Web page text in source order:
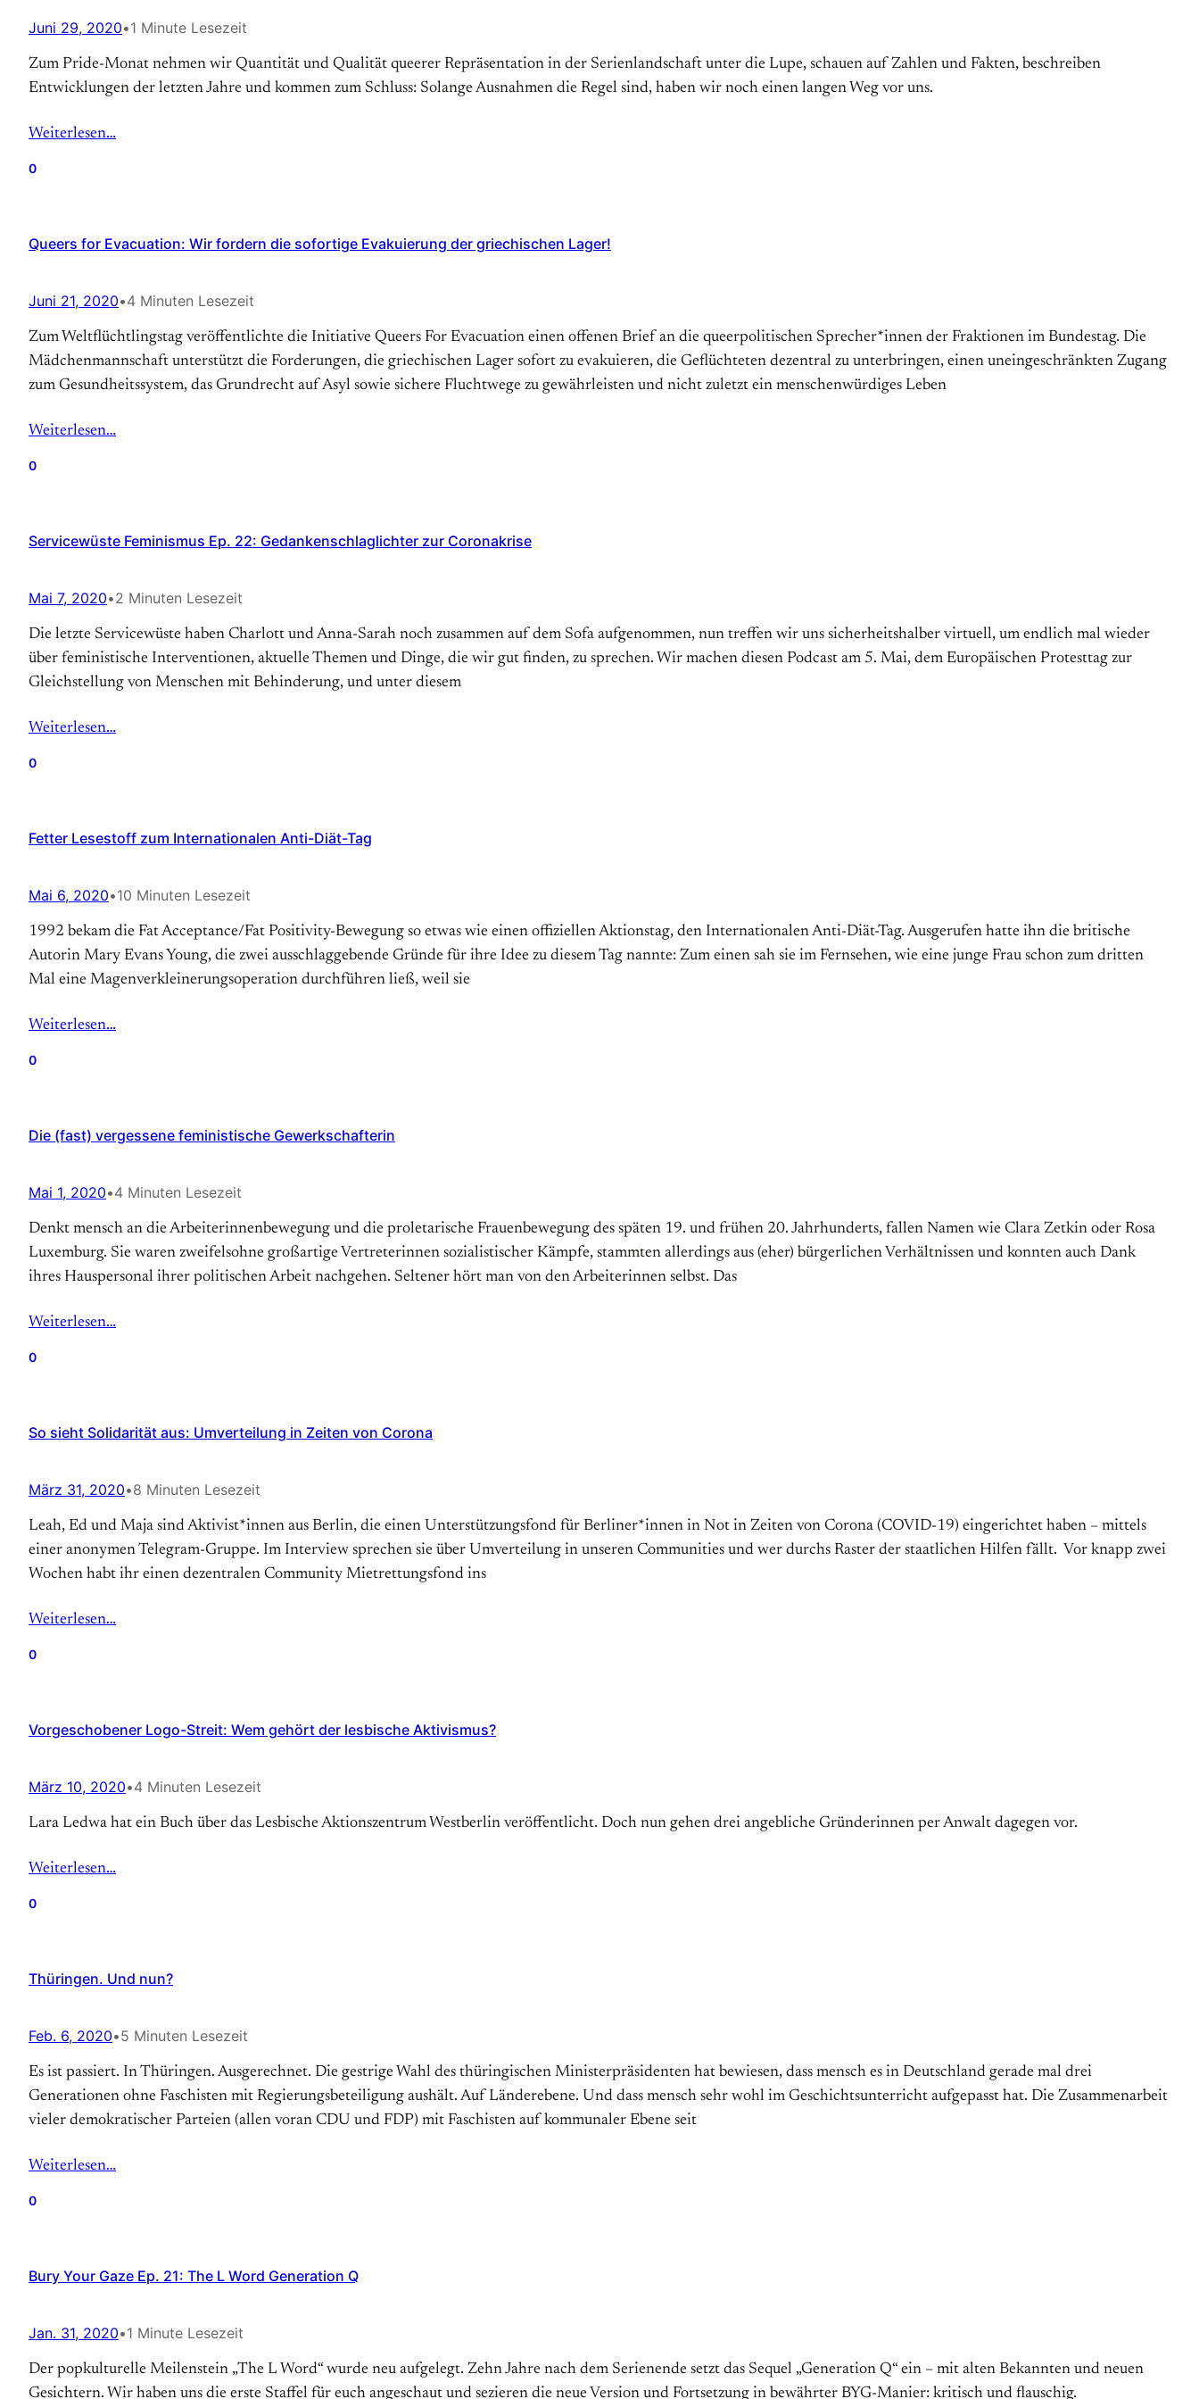
Juni 29, 2020•1 Minute Lesezeit
Zum Pride-Monat nehmen wir Quantität und Qualität queerer Repräsentation in der Serienlandschaft unter die Lupe, schauen auf Zahlen und Fakten, beschreiben
Entwicklungen der letzten Jahre und kommen zum Schluss: Solange Ausnahmen die Regel sind, haben wir noch einen langen Weg vor uns.
Weiterlesen…
0
Queers for Evacuation: Wir fordern die sofortige Evakuierung der griechischen Lager!
Juni 21, 2020•4 Minuten Lesezeit
Zum Weltflüchtlingstag veröffentlichte die Initiative Queers For Evacuation einen offenen Brief an die queerpolitischen Sprecher*innen der Fraktionen im Bundestag. Die
Mädchenmannschaft unterstützt die Forderungen, die griechischen Lager sofort zu evakuieren, die Geflüchteten dezentral zu unterbringen, einen uneingeschränkten Zugang
zum Gesundheitssystem, das Grundrecht auf Asyl sowie sichere Fluchtwege zu gewährleisten und nicht zuletzt ein menschenwürdiges Leben
Weiterlesen…
0
Servicewüste Feminismus Ep. 22: Gedankenschlaglichter zur Coronakrise
Mai 7, 2020•2 Minuten Lesezeit
Die letzte Servicewüste haben Charlott und Anna-Sarah noch zusammen auf dem Sofa aufgenommen, nun treffen wir uns sicherheitshalber virtuell, um endlich mal wieder
über feministische Interventionen, aktuelle Themen und Dinge, die wir gut finden, zu sprechen. Wir machen diesen Podcast am 5. Mai, dem Europäischen Protesttag zur
Gleichstellung von Menschen mit Behinderung, und unter diesem
Weiterlesen…
0
Fetter Lesestoff zum Internationalen Anti-Diät-Tag
Mai 6, 2020•10 Minuten Lesezeit
1992 bekam die Fat Acceptance/Fat Positivity-Bewegung so etwas wie einen offiziellen Aktions­tag, den Internationalen Anti-Diät-Tag. Aus­gerufen hatte ihn die britische
Autorin Mary Evans Young, die zwei ausschlaggebende Gründe für ihre Idee zu diesem Tag nannte: Zum einen sah sie im Fernsehen, wie eine junge Frau schon zum dritten
Mal eine Magen­verkleinerungs­operation durchführen ließ, weil sie
Weiterlesen…
0
Die (fast) vergessene feministische Gewerkschafterin
Mai 1, 2020•4 Minuten Lesezeit
Denkt mensch an die Arbeiterinnenbewegung und die proletarische Frauenbewegung des späten 19. und frühen 20. Jahrhunderts, fallen Namen wie Clara Zetkin oder Rosa
Luxemburg. Sie waren zweifelsohne großartige Vertreterinnen sozialistischer Kämpfe, stammten allerdings aus (eher) bürgerlichen Verhältnissen und konnten auch Dank
ihres Hauspersonal ihrer politischen Arbeit nachgehen. Seltener hört man von den Arbeiterinnen selbst. Das
Weiterlesen…
0
So sieht Solidarität aus: Umverteilung in Zeiten von Corona
März 31, 2020•8 Minuten Lesezeit
Leah, Ed und Maja sind Aktivist*innen aus Berlin, die einen Unterstützungsfond für Berliner*innen in Not in Zeiten von Corona (COVID-19) eingerichtet haben – mittels
einer anonymen Telegram-Gruppe. Im Interview sprechen sie über Umverteilung in unseren Communities und wer durchs Raster der staatlichen Hilfen fällt. Vor knapp zwei
Wochen habt ihr einen dezentralen Community Mietrettungsfond ins
Weiterlesen…
0
Vorgeschobener Logo-Streit: Wem gehört der lesbische Aktivismus?
März 10, 2020•4 Minuten Lesezeit
Lara Ledwa hat ein Buch über das Lesbische Aktionszentrum Westberlin veröffentlicht. Doch nun gehen drei angebliche Gründerinnen per Anwalt dagegen vor.
Weiterlesen…
0
Thüringen. Und nun?
Feb. 6, 2020•5 Minuten Lesezeit
Es ist passiert. In Thüringen. Ausgerechnet. Die gestrige Wahl des thüringischen Ministerpräsidenten hat bewiesen, dass mensch es in Deutschland gerade mal drei
Generationen ohne Faschisten mit Regierungsbeteiligung aushält. Auf Länderebene. Und dass mensch sehr wohl im Geschichtsunterricht aufgepasst hat. Die Zusammenarbeit
vieler demokratischer Parteien (allen voran CDU und FDP) mit Faschisten auf kommunaler Ebene seit
Weiterlesen…
0
Bury Your Gaze Ep. 21: The L Word Generation Q
Jan. 31, 2020•1 Minute Lesezeit
Der popkulturelle Meilenstein „The L Word“ wurde neu aufgelegt. Zehn Jahre nach dem Serienende setzt das Sequel „Generation Q“ ein – mit alten Bekannten und neuen
Gesichtern. Wir haben uns die erste Staffel für euch angeschaut und sezieren die neue Version und Fortsetzung in bewährter BYG-Manier: kritisch und flauschig.